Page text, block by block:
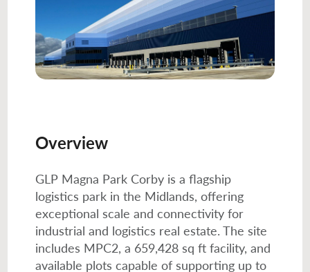
Overview
GLP Magna Park Corby is a flagship
logistics park in the Midlands, offering
exceptional scale and connectivity for
industrial and logistics real estate. The site
includes MPC2, a 659,428 sq ft facility, and
available plots capable of supporting up to